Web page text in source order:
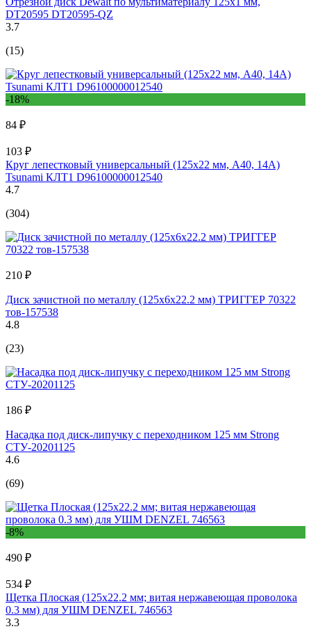
DT20595 DT20595-QZ
3.7
(15)
-18%
84 ₽
103 ₽
Круг лепестковый универсальный (125х22 мм, А40, 14А)
Tsunami КЛТ1 D96100000012540
4.7
(304)
210 ₽
Диск зачистной по металлу (125x6х22.2 мм) ТРИГГЕР 70322
тов-157538
4.8
(23)
186 ₽
Насадка под диск-липучку с переходником 125 мм Strong
СTУ-20201125
4.6
(69)
-8%
490 ₽
534 ₽
Щетка Плоская (125х22.2 мм; витая нержавеющая проволока
0.3 мм) для УШМ DENZEL 746563
3.3